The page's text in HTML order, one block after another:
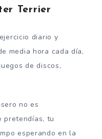
Terrier
diario y
media hora cada día,
de discos,
no es
pretendías, tu
esperando en la